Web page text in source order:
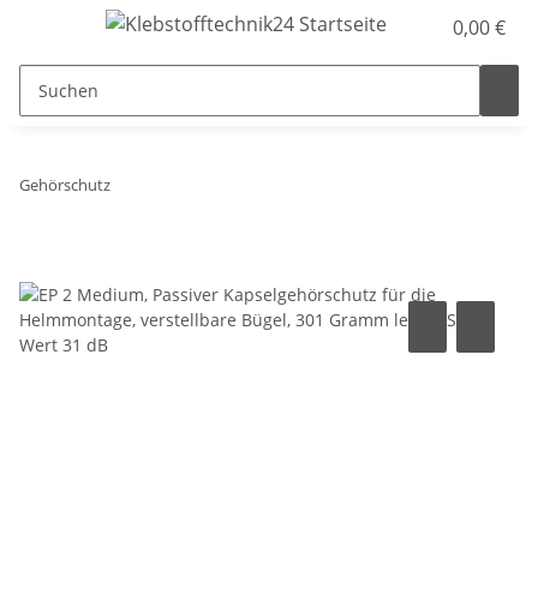
0,00 €
Gehörschutz